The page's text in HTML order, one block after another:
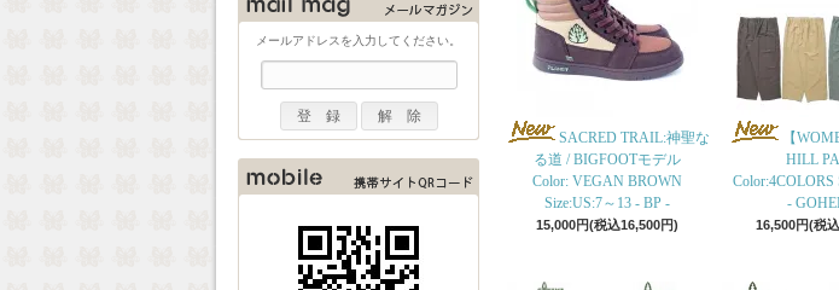
メールアドレスを入力してください。
SACRED TRAIL:神聖な
る道 / BIGFOOTモデル
Color: VEGAN BROWN
Size:US:7～13 - BP -
15,000円(税込16,500円)
【
HILL
Color:4COLORS
-
16,500円(税